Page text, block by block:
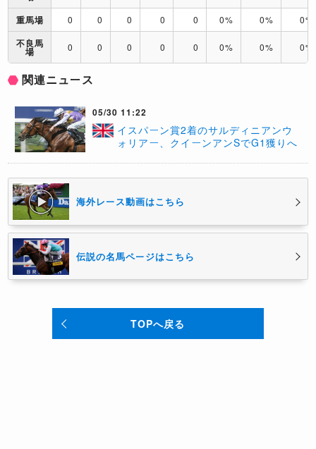
重馬場 0 0 0 0 0 0% 0% 0%
不良馬
場 0 0 0 0 0 0% 0% 0%
関連ニュース
05/30 11:22
イスパーン賞2着のサルディニアンウ
ォリアー、クイーンアンSでG1獲りへ
海外レース動画はこちら
伝説の名馬ページはこちら
TOPへ戻る